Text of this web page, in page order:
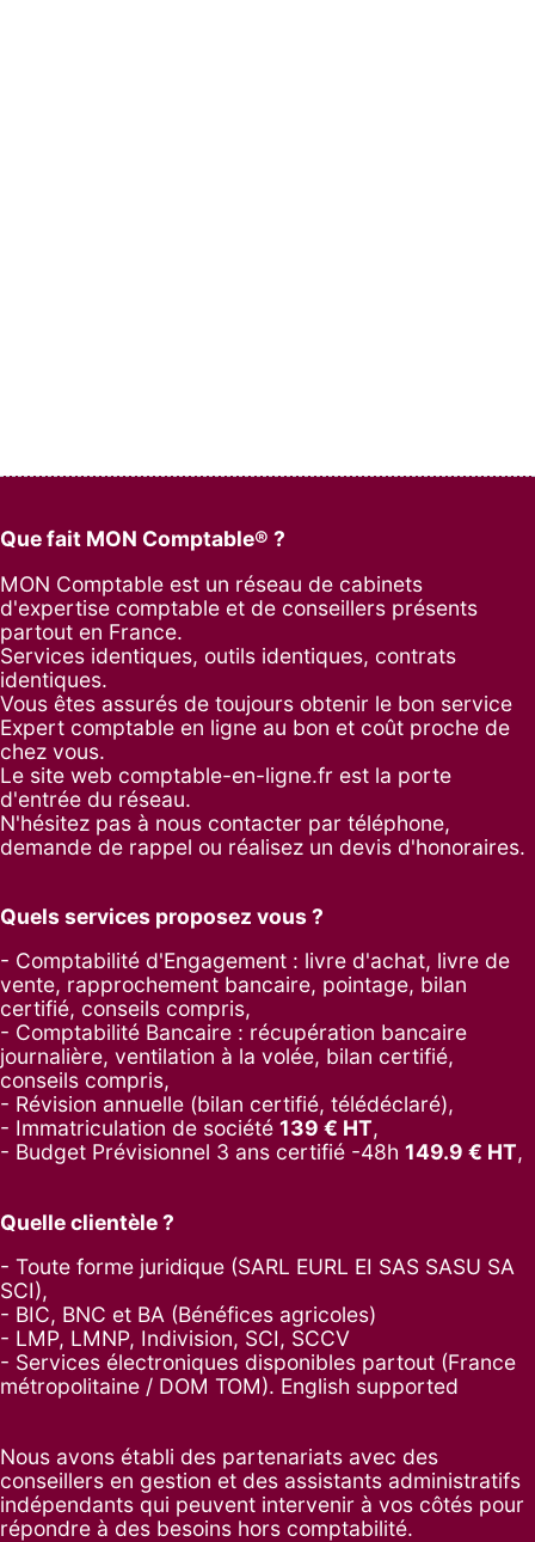
Que fait MON Comptable® ?
MON Comptable est un réseau de cabinets
d'expertise comptable et de conseillers présents
partout en France.
Services identiques, outils identiques, contrats
identiques.
Vous êtes assurés de toujours obtenir le bon service
Expert comptable en ligne au bon et coût proche de
chez vous.
Le site web comptable-en-ligne.fr est la porte
d'entrée du réseau.
N'hésitez pas à nous contacter par téléphone,
demande de rappel ou réalisez un devis d'honoraires.
Quels services proposez vous ?
- Comptabilité d'Engagement : livre d'achat, livre de
vente, rapprochement bancaire, pointage, bilan
certifié, conseils compris,
- Comptabilité Bancaire : récupération bancaire
journalière, ventilation à la volée, bilan certifié,
conseils compris,
- Révision annuelle (bilan certifié, télédéclaré),
- Immatriculation de société 139 € HT,
- Budget Prévisionnel 3 ans certifié -48h 149.9 € HT,
Quelle clientèle ?
- Toute forme juridique (SARL EURL EI SAS SASU SA
SCI),
- BIC, BNC et BA (Bénéfices agricoles)
- LMP, LMNP, Indivision, SCI, SCCV
- Services électroniques disponibles partout (France
métropolitaine / DOM TOM). English supported
Nous avons établi des partenariats avec des
conseillers en gestion et des assistants administratifs
indépendants qui peuvent intervenir à vos côtés pour
répondre à des besoins hors comptabilité.